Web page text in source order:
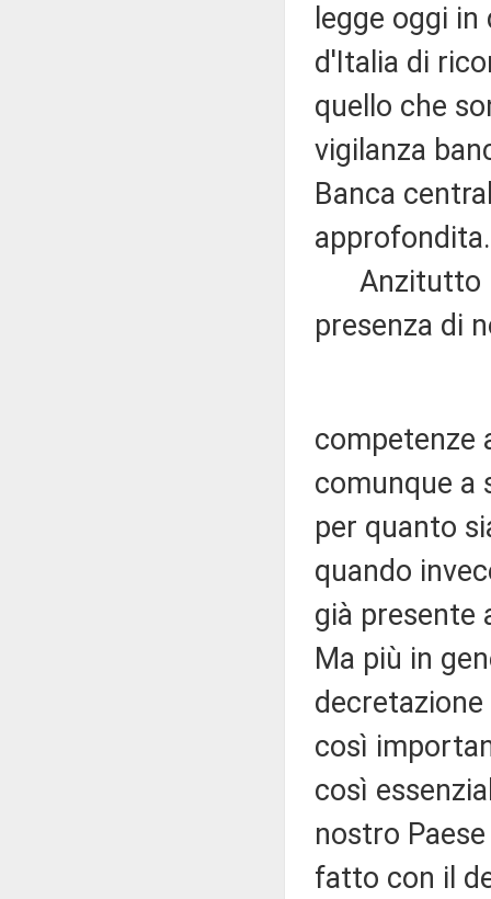
legge oggi
d'Italia di
quello che
vigilanza
Banca
approfondita.
Anzitutto
presenza di
competenze
comunque a
per quanto
quando
già presente
Ma più in
così
così
nostro
fatto con il